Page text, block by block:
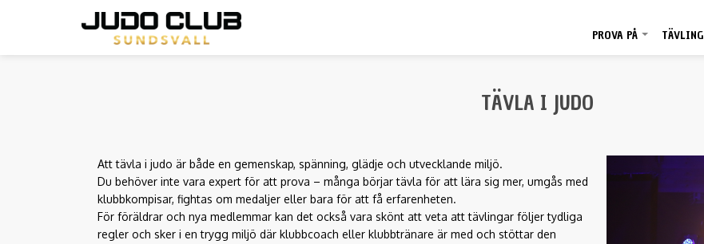
Hoppa
PROVA PÅ TÄVLING
TÄVLA I JUDO
Att tävla i judo är både en gemenskap, spänning, glädje och utvecklande miljö.
Du behöver inte vara expert för att prova – många börjar tävla för att lära sig mer, umgås med
klubbkompisar, fightas om medaljer eller bara för att få erfarenheten.
För föräldrar och nya medlemmar kan det också vara skönt att veta att tävlingar följer tydliga
regler och sker i en trygg miljö där klubbcoach eller klubbtränare är med och stöttar den